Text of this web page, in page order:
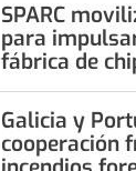
SPARC
para
fábrica de
Galicia y
cooperación